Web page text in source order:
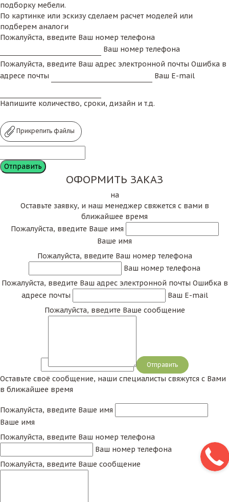
подборку мебели.
По картинке или эскизу сделаем расчет моделей или
подберем аналоги
Пожалуйста, введите Ваш номер телефона
Ваш номер телефона
Пожалуйста, введите Ваш адрес электронной почты Ошибка в
адресе почты
Ваш E-mail
Напишите количество, сроки, дизайн и т.д.
Прикрепить файлы
ОФОРМИТЬ ЗАКАЗ
на
Оставьте заявку, и наш менеджер свяжется с вами в
ближайшее время
Пожалуйста, введите Ваше имя
Ваше имя
Пожалуйста, введите Ваш номер телефона
Ваш номер телефона
Пожалуйста, введите Ваш адрес электронной почты Ошибка в
адресе почты
Ваш E-mail
Пожалуйста, введите Ваше сообщение
Сообщение
Оставьте своё сообщение, наши специалисты свяжутся с Вами
в ближайшее время
Пожалуйста, введите Ваше имя
Ваше имя
Пожалуйста, введите Ваш номер телефона
Ваш номер телефона
Пожалуйста, введите Ваше сообщение